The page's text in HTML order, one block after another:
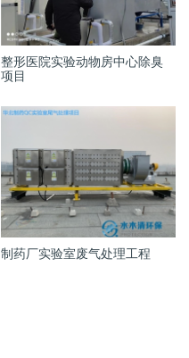
整形医院实验动物房中心除臭
项目
制药厂实验室废气处理工程